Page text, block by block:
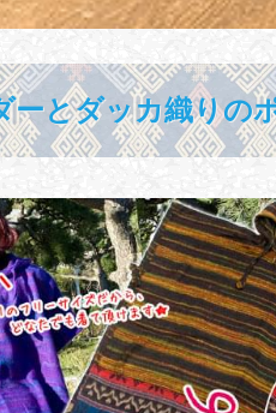
ーとダッカ織りの